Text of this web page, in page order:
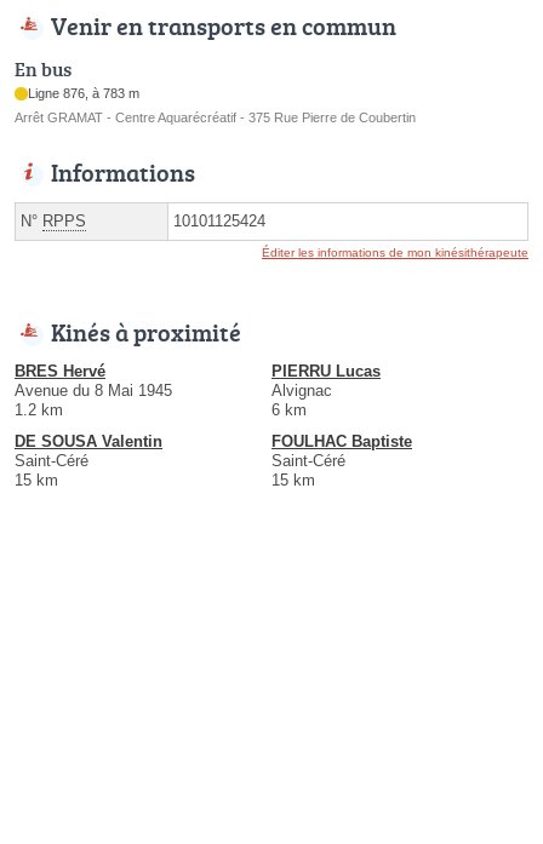
Venir en transports en commun
En bus
Ligne 876, à 783 m
Arrêt GRAMAT - Centre Aquarécréatif - 375 Rue Pierre de Coubertin
Informations
N° RPPS 10101125424
Éditer les informations de mon kinésithérapeute
Kinés à proximité
BRES Hervé
Avenue du 8 Mai 1945
1.2 km
PIERRU Lucas
Alvignac
6 km
DE SOUSA Valentin
Saint-Céré
15 km
FOULHAC Baptiste
Saint-Céré
15 km